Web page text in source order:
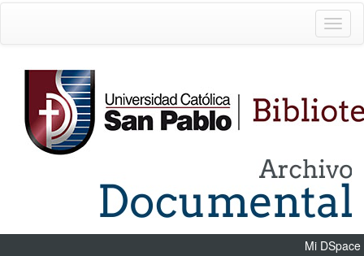
Mi DSpace